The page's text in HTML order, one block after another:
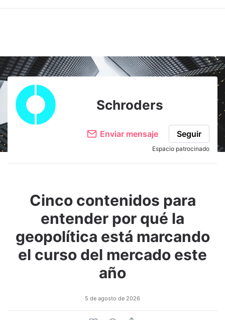
Schroders
Enviar mensaje Seguir
Espacio patrocinado
Cinco contenidos para
entender por qué la
geopolítica está marcando
el curso del mercado este
año
5 de agosto de 2026